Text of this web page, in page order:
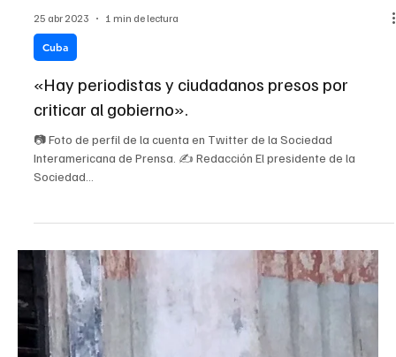
28 abr 2023 4 min de lectura
Cuba
Decir la belleza en Cuba
✍️ Austin Llerandi Quizás el verso más cierto de toda la literatura
cubana, por su carácter premonitorio, sea aquel que dicta
“Huracán,...